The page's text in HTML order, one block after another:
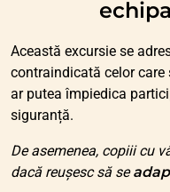
Această excursie se
contraindicată celor care
ar putea împiedica
siguranță.
De asemenea, copiii cu
dacă reușesc să se